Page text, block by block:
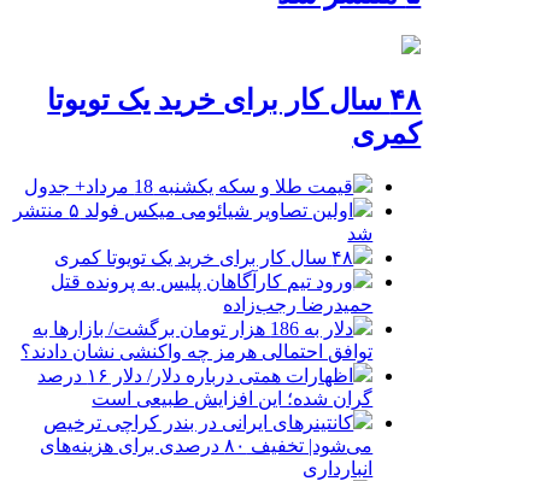
۴۸ سال کار برای خرید یک تویوتا
کمری
قیمت طلا و سکه یکشنبه 18 مرداد+ جدول
اولین تصاویر شیائومی میکس فولد ۵ منتشر
شد
۴۸ سال کار برای خرید یک تویوتا کمری
ورود تیم کارآگاهان پلیس به پرونده قتل
حمیدرضا رجب‌زاده
دلار به 186 هزار تومان برگشت/ بازارها به
توافق احتمالی هرمز چه واکنشی نشان دادند؟
اظهارات همتی درباره دلار/ دلار ۱۶ درصد
گران شده؛ این افزایش طبیعی است
کانتینرهای ایرانی در بندر کراچی ترخیص
می‌شود| تخفیف ۸۰ درصدی برای هزینه‌های
انبارداری